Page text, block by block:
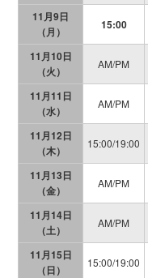
11月9日
（月）
15:00
11月10日
（火）
AM/PM
11月11日
（水）
AM/PM
11月12日
（木）
15:00/19:00
11月13日
（金）
AM/PM
11月14日
（土）
AM/PM
11月15日
（日）
15:00/19:00